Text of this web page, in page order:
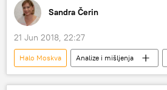
Sandra Čerin
21 Jun 2018, 22:27
Halo Moskva Analize i mišljenja